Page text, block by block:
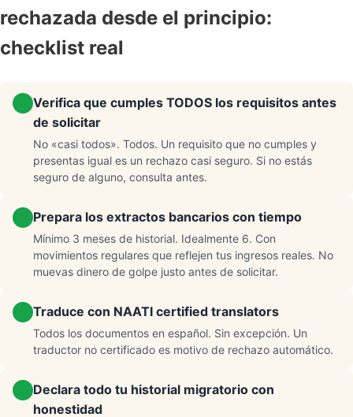
rechazada desde el principio:
checklist real
Verifica que cumples TODOS los requisitos antes
de solicitar
No «casi todos». Todos. Un requisito que no cumples y
presentas igual es un rechazo casi seguro. Si no estás
seguro de alguno, consulta antes.
Prepara los extractos bancarios con tiempo
Mínimo 3 meses de historial. Idealmente 6. Con
movimientos regulares que reflejen tus ingresos reales. No
muevas dinero de golpe justo antes de solicitar.
Traduce con NAATI certified translators
Todos los documentos en español. Sin excepción. Un
traductor no certificado es motivo de rechazo automático.
Declara todo tu historial migratorio con
honestidad